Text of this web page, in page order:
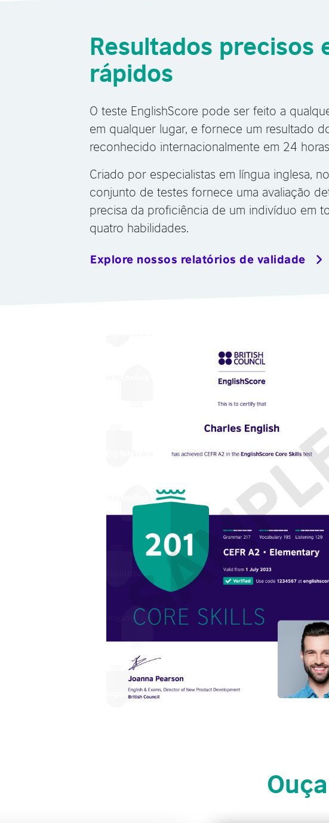
Resultados precisos
rápidos
O teste EnglishScore pode ser feito a
em qualquer lugar, e fornece um resultado
reconhecido internacionalmente em 24
Criado por especialistas em língua inglesa,
conjunto de testes fornece uma avaliação
precisa da proficiência de um indivíduo em
quatro habilidades.
Explore nossos relatórios de validade